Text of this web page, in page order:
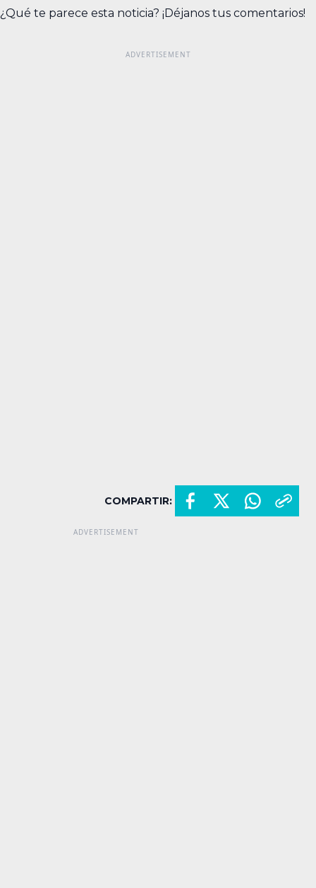
¿Qué te parece esta noticia? ¡Déjanos tus comentarios!
COMPARTIR: